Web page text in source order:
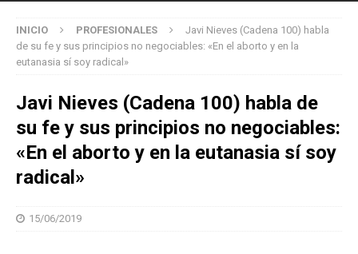
INICIO PROFESIONALES
Javi Nieves (Cadena 100) habla
de su fe y sus principios no negociables: «En el aborto y en la
eutanasia sí soy radical»
Javi Nieves (Cadena 100) habla de
su fe y sus principios no negociables:
«En el aborto y en la eutanasia sí soy
radical»
15/06/2019